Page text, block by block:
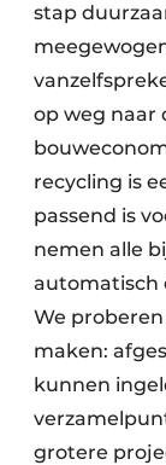
stap
op weg naar
recycling is
passend is
nemen alle
automatisch
We
maken:
kunnen
grotere